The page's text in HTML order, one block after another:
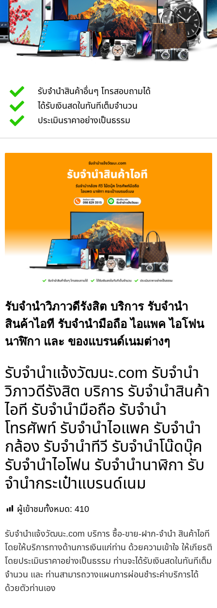
รับจำนำสินค้าอื่นๆ โทรสอบถามได้
ได้รับเงินสดในทันทีเต็มจำนวน
ประเมินราคาอย่างเป็นธรรม
รับจำนำวิภาวดีรังสิต บริการ รับจำนำ
สินค้าไอที รับจำนำมือถือ ไอแพค ไอโฟน
นาฬิกา และ ของแบรนด์เนมต่างๆ
รับจํานําแจ้งวัฒนะ.com รับจำนำ
วิภาวดีรังสิต บริการ รับจำนำสินค้า
ไอที รับจำนำมือถือ รับจำนำ
โทรศัพท์ รับจำนำไอแพค รับจำนำ
กล้อง รับจำนำทีวี รับจำนำโน๊ดบุ๊ค
รับจำนำไอโฟน รับจำนำนาฬิกา รับ
จำนำกระเป๋าแบรนด์เนม
ผู้เข้าชมทั้งหมด: 410
รับจํานําแจ้งวัฒนะ.com บริการ ซื้อ-ขาย-ฝาก-จำนำ สินค้าไอที
โดยให้บริการทางด้านการเงินแก่ท่าน ด้วยความเข้าใจ ให้เกียรติ
โดยประเมินราคาอย่างเป็นธรรม ท่านจะได้รับเงินสดในทันทีเต็ม
จำนวน และ ท่านสามารถวางแผนการผ่อนชำระค่าบริการได้
ด้วยตัวท่านเอง